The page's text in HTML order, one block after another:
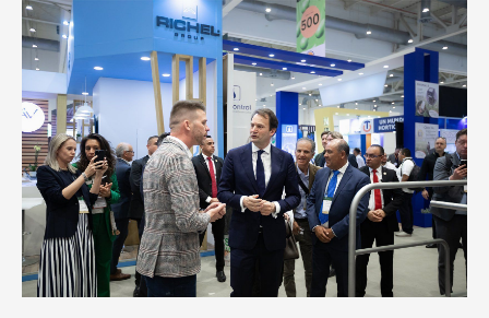
La
5ª
edición
de
GreenTech
America
se
realizará
del
25
al
27